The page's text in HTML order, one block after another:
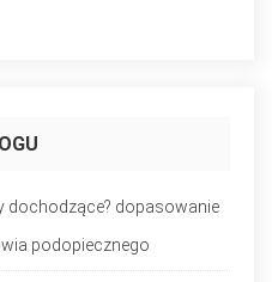
dochodzące? dopasowanie
podopiecznego